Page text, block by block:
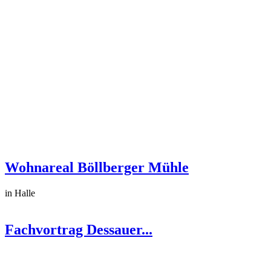
Wohnareal Böllberger Mühle
in Halle
Fachvortrag Dessauer...